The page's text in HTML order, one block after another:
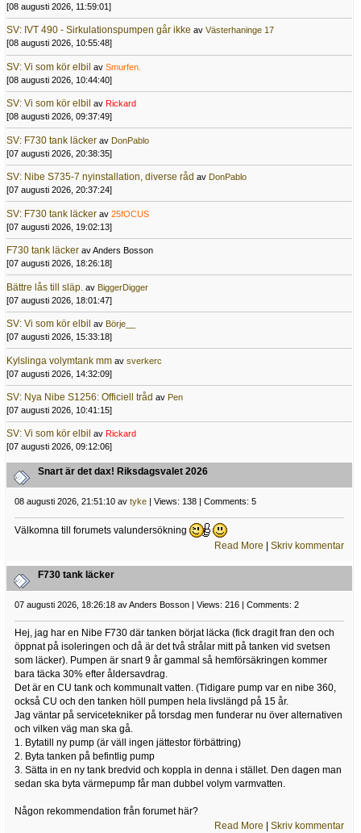
[08 augusti 2026, 11:59:01]
SV: IVT 490 - Sirkulationspumpen går ikke av Västerhaninge 17
[08 augusti 2026, 10:55:48]
SV: Vi som kör elbil av Smurfen.
[08 augusti 2026, 10:44:40]
SV: Vi som kör elbil av Rickard
[08 augusti 2026, 09:37:49]
SV: F730 tank läcker av DonPablo
[07 augusti 2026, 20:38:35]
SV: Nibe S735-7 nyinstallation, diverse råd av DonPablo
[07 augusti 2026, 20:37:24]
SV: F730 tank läcker av 25fOCUS
[07 augusti 2026, 19:02:13]
F730 tank läcker av Anders Bosson
[07 augusti 2026, 18:26:18]
Bättre lås till släp. av BiggerDigger
[07 augusti 2026, 18:01:47]
SV: Vi som kör elbil av Börje__
[07 augusti 2026, 15:33:18]
Kylslinga volymtank mm av sverkerc
[07 augusti 2026, 14:32:09]
SV: Nya Nibe S1256: Officiell tråd av Pen
[07 augusti 2026, 10:41:15]
SV: Vi som kör elbil av Rickard
[07 augusti 2026, 09:12:06]
Snart är det dax! Riksdagsvalet 2026
08 augusti 2026, 21:51:10 av tyke| Views: 138 | Comments: 5
Välkomna till forumets valundersökning
Read More |Skriv kommentar
F730 tank läcker
07 augusti 2026, 18:26:18 av Anders Bosson | Views: 216 | Comments: 2
Hej, jag har en Nibe F730 där tanken börjat läcka (fick dragit fran den och
öppnat på isoleringen och då är det två strålar mitt på tanken vid svetsen
som läcker). Pumpen är snart 9 år gammal så hemförsäkringen kommer
bara täcka 30% efter åldersavdrag.
Det är en CU tank och kommunalt vatten. (Tidigare pump var en nibe 360,
också CU och den tanken höll pumpen hela livslängd på 15 år.
Jag väntar på servicetekniker på torsdag men funderar nu över alternativen
och vilken väg man ska gå.
1. Bytatill ny pump (är väll ingen jättestor förbättring)
2. Byta tanken på befintlig pump
3. Sätta in en ny tank bredvid och koppla in denna i stället. Den dagen man
sedan ska byta värmepump får man dubbel volym varmvatten.
Någon rekommendation från forumet här?
Read More |Skriv kommentar